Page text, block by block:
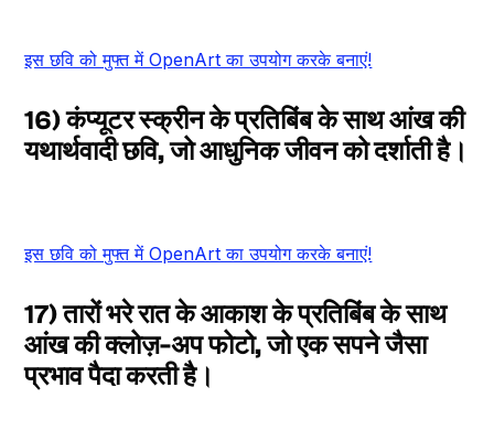
इस छवि को मुफ्त में OpenArt का उपयोग करके बनाएं!
16) कंप्यूटर स्क्रीन के प्रतिबिंब के साथ आंख की
यथार्थवादी छवि, जो आधुनिक जीवन को दर्शाती है।
इस छवि को मुफ्त में OpenArt का उपयोग करके बनाएं!
17) तारों भरे रात के आकाश के प्रतिबिंब के साथ
आंख की क्लोज़-अप फोटो, जो एक सपने जैसा
प्रभाव पैदा करती है।